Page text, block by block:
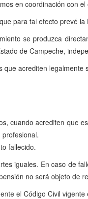
en coordinación con
para tal efecto prevé
se produzca
de Campeche,
acrediten
cuando acrediten que
fallecido.
iguales. En caso de
no será objeto de
el Código Civil vigente